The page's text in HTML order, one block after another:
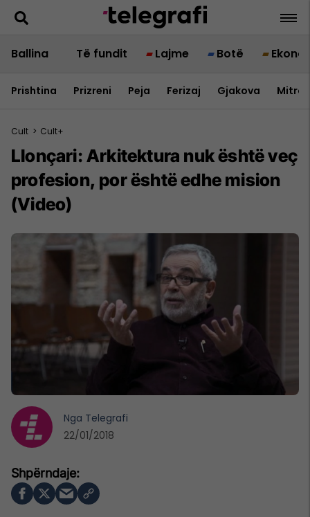
Ballina Të fundit Lajme Botë
Prishtina Prizreni Peja Ferizaj Gjakova
Cult > Cult+
Llonçari: Arkitektura nuk është veç
profesion, por është edhe mision
(Video)
Nga Telegrafi
22/01/2018